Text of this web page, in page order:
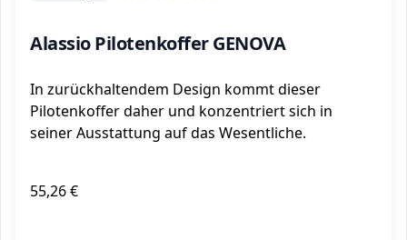
Alassio Pilotenkoffer GENOVA
In zurückhaltendem Design kommt dieser
Pilotenkoffer daher und konzentriert sich in
seiner Ausstattung auf das Wesentliche.
55,26 €